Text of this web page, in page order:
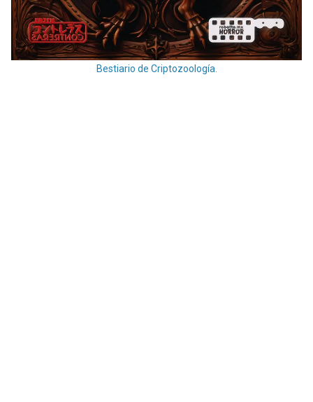
Bestiario de Criptozoología.